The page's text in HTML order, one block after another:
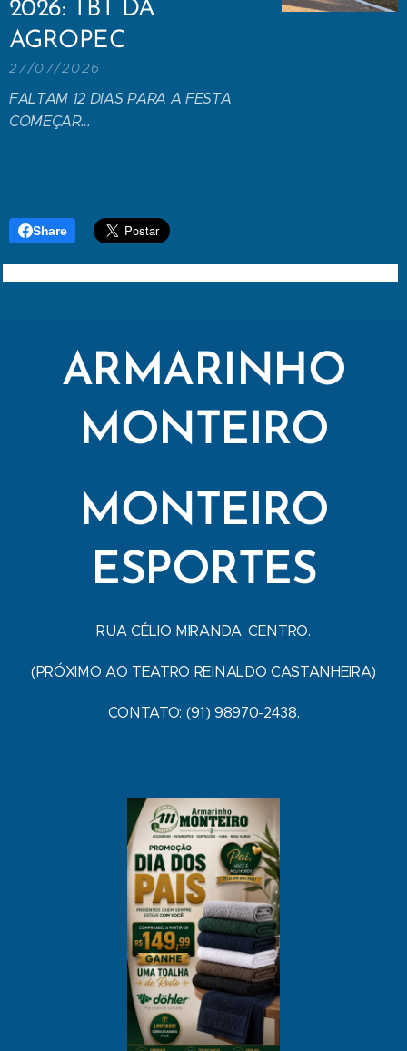
2026: TBT DA
AGROPEC
27/07/2026
FALTAM 12 DIAS PARA A FESTA
COMEÇAR...
Share
ARMARINHO
MONTEIRO
MONTEIRO
ESPORTES
RUA CÉLIO MIRANDA, CENTRO.
(PRÓXIMO AO TEATRO REINALDO CASTANHEIRA)
CONTATO: (91) 98970-2438.